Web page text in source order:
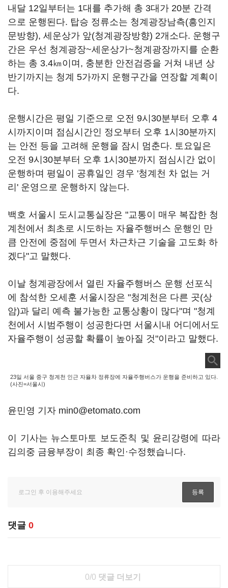
내달 12일부터는 1대를 추가해 총 3대가 20분 간격
으로 운행된다. 탑승 정류소는 청계광장남측(흥인지
문방향), 세운상가 앞(청계광장방향) 2개소다. 운행구
간은 우선 청계광장~세운상가~청계광장까지를 순환
하는 총 3.4㎞이며, 충분한 안전검증을 거쳐 내년 상
반기까지는 청계 5가까지 운행구간을 연장할 계획이
다.
운행시간은 평일 기준으로 오전 9시30분부터 오후 4
시까지이며 점심시간인 정오부터 오후 1시30분까지
는 안전 등을 고려해 운행을 잠시 멈춘다. 토요일은
오전 9시30분부터 오후 1시30분까지 점심시간 없이
운행하며 평일이 공휴일인 경우 '청계천 차 없는 거
리' 운영으로 운행하지 않는다.
백호 서울시 도시교통실장은 "교통이 매우 복잡한 청
계천에서 최초로 시도하는 자율주행버스 운행인 만
큼 안전에 중점에 두면서 차근차근 기술을 고도화 하
겠다"고 말했다.
이날 청계광장에서 열린 자율주행버스 운행 선포식
에 참석한 오세훈 서울시장은 "청계천은 다른 곳(상
암)과 달리 예측 불가능한 교통상황이 많다"며 "청계
천에서 시범주행이 성공한다면 서울시내 어디에서도
자율주행이 성공할 확률이 높아질 것"이라고 말했다.
23일 서울 중구 청계천 인근 자율차 정류장에 자율주행버스가 운행을 준비하고 있다.
(사진=서울시)
윤민영 기자 min0@etomato.com
이 기사는 뉴스토마토 보도준칙 및 윤리강령에 따라
김의중 금융부장이 최종 확인·수정했습니다.
댓글 0
0/0 댓글 더보기